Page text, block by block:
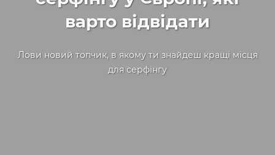
варто відвідати
Лови новий топчик, в якому ти знайдеш кращі місця
для серфінгу